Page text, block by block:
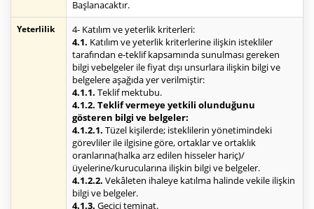
Başlanacaktır.
Yeterlilik
4- Katılım ve yeterlik kriterleri:
4.1. Katılım ve yeterlik kriterlerine ilişkin istekliler
tarafından e-teklif kapsamında sunulması gereken
bilgi vebelgeler ile fiyat dışı unsurlara ilişkin bilgi ve
belgelere aşağıda yer verilmiştir:
4.1.1. Teklif mektubu.
4.1.2. Teklif vermeye yetkili olunduğunu
gösteren bilgi ve belgeler:
4.1.2.1. Tüzel kişilerde; isteklilerin yönetimindeki
görevliler ile ilgisine göre, ortaklar ve ortaklık
oranlarına(halka arz edilen hisseler hariç)/
üyelerine/kurucularına ilişkin bilgi ve belgeler.
4.1.2.2. Vekâleten ihaleye katılma halinde vekile ilişkin
bilgi ve belgeler.
4.1.3. Geçici teminat.